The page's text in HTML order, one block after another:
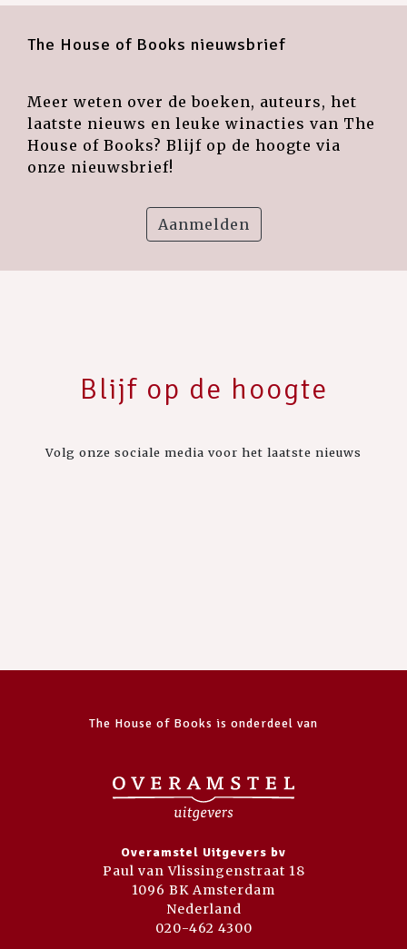
The House of Books nieuwsbrief
Meer weten over de boeken, auteurs, het
laatste nieuws en leuke winacties van The
House of Books? Blijf op de hoogte via
onze nieuwsbrief!
Aanmelden
Blijf op de hoogte
Volg onze sociale media voor het laatste nieuws
The House of Books is onderdeel van
Overamstel Uitgevers bv
Paul van Vlissingenstraat 18
1096 BK Amsterdam
Nederland
020-462 4300